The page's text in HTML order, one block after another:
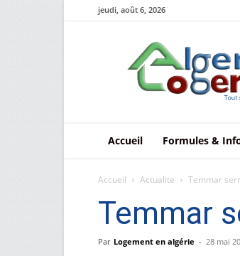
jeudi, août 6, 2026
Le
logement
en
Algérie
Accueil Formules &
Accueil Actualite Temmar
Temmar
Par Logement en algérie - 28 mai